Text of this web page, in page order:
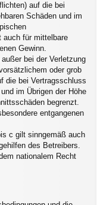
auf die bei
Schäden und im
auch für mittelbare
Gewinn.
bei der Verletzung
oder grob
die bei Vertragsschluss
im Übrigen der Höhe
begrenzt.
entgangenen
c gilt sinngemäß auch
des Betreibers.
nationalem Recht